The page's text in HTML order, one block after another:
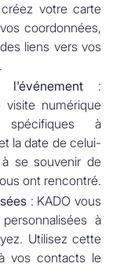
votre carte
coordonnées,
liens vers vos
:
visite numérique
à
la date de celui-
se souvenir de
ont rencontré.
: KADO vous
à
Utilisez cette
vos contacts le